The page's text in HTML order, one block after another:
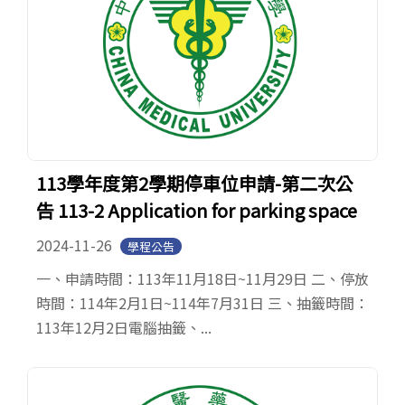
113學年度第2學期停車位申請-第二次公
告 113-2 Application for parking space
2024-11-26 學程公告
一、申請時間：113年11月18日~11月29日 二、停放
時間：114年2月1日~114年7月31日 三、抽籤時間：
113年12月2日電腦抽籤、...